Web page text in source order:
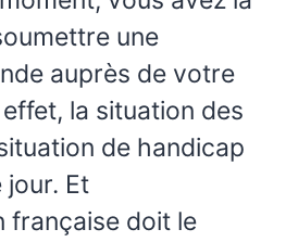
une
auprès de votre
la situation des
de handicap
jour. Et
française doit le